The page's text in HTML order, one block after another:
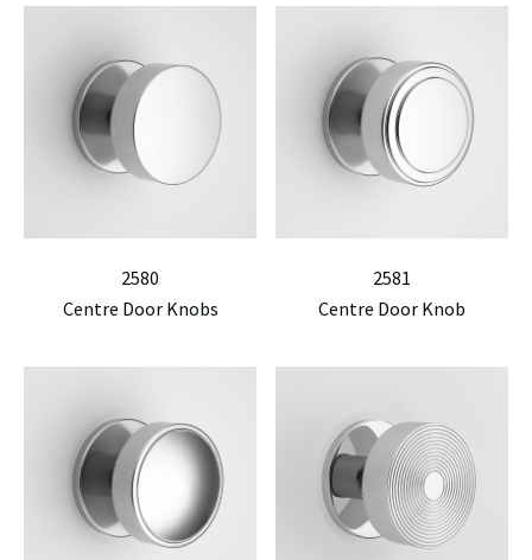
2580
Centre Door Knobs
2581
Centre Door Knob